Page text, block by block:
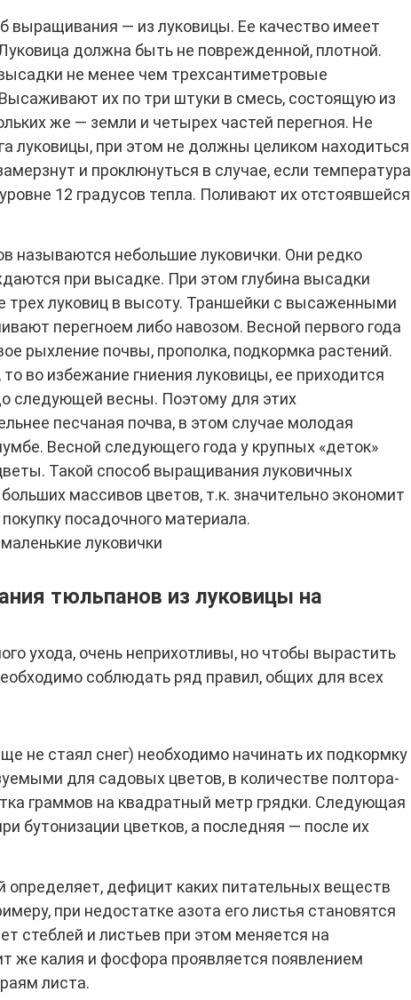
выращивания — из луковицы. Ее качество имеет
должна быть не поврежденной, плотной.
не менее чем трехсантиметровые
их по три штуки в смесь, состоящую из
же — земли и четырех частей перегноя. Не
луковицы, при этом не должны целиком находиться
и проклюнуться в случае, если температура
12 градусов тепла. Поливают их отстоявшейся
называются небольшие луковички. Они редко
при высадке. При этом глубина высадки
трех луковиц в высоту. Траншейки с высаженными
перегноем либо навозом. Весной первого года
рыхление почвы, прополка, подкормка растений.
то во избежание гниения луковицы, ее приходится
следующей весны. Поэтому для этих
песчаная почва, в этом случае молодая
Весной следующего года у крупных «деток»
Такой способ выращивания луковичных
массивов цветов, т.к. значительно экономит
посадочного материала.
луковички
тюльпанов из луковицы на
ухода, очень неприхотливы, но чтобы вырастить
соблюдать ряд правил, общих для всех
не стаял снег) необходимо начинать их подкормку
для садовых цветов, в количестве полтора-
граммов на квадратный метр грядки. Следующая
бутонизации цветков, а последняя — после их
определяет, дефицит каких питательных веществ
при недостатке азота его листья становятся
стеблей и листьев при этом меняется на
же калия и фосфора проявляется появлением
листа.